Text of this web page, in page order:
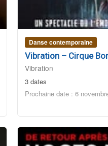
Danse contemporaine
Vibration – Cirque
Vibration
3 dates
Prochaine date : 6